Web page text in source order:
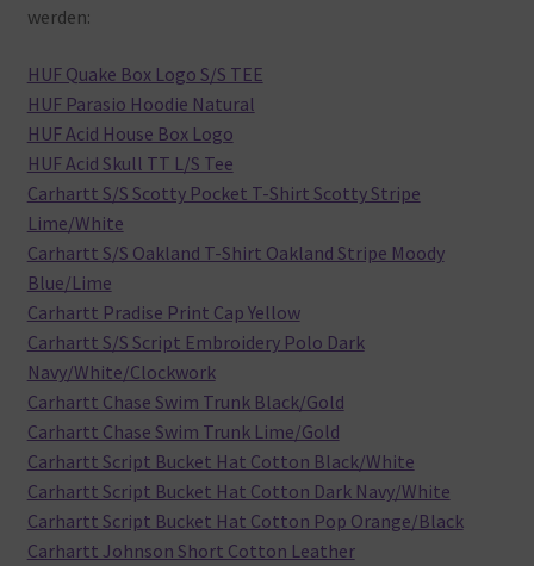
werden:
HUF Quake Box Logo S/S TEE
HUF Parasio Hoodie Natural
HUF Acid House Box Logo
HUF Acid Skull TT L/S Tee
Carhartt S/S Scotty Pocket T-Shirt Scotty Stripe
Lime/White
Carhartt S/S Oakland T-Shirt Oakland Stripe Moody
Blue/Lime
Carhartt Pradise Print Cap Yellow
Carhartt S/S Script Embroidery Polo Dark
Navy/White/Clockwork
Carhartt Chase Swim Trunk Black/Gold
Carhartt Chase Swim Trunk Lime/Gold
Carhartt Script Bucket Hat Cotton Black/White
Carhartt Script Bucket Hat Cotton Dark Navy/White
Carhartt Script Bucket Hat Cotton Pop Orange/Black
Carhartt Johnson Short Cotton Leather